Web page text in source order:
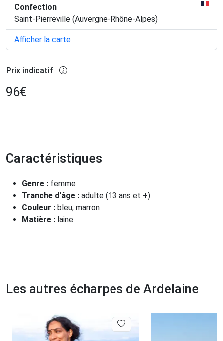
Confection
Saint-Pierreville (Auvergne-Rhône-Alpes)
Afficher la carte
Prix indicatif
96€
Caractéristiques
Genre : femme
Tranche d'âge : adulte (13 ans et +)
Couleur : bleu, marron
Matière : laine
Les autres écharpes de Ardelaine